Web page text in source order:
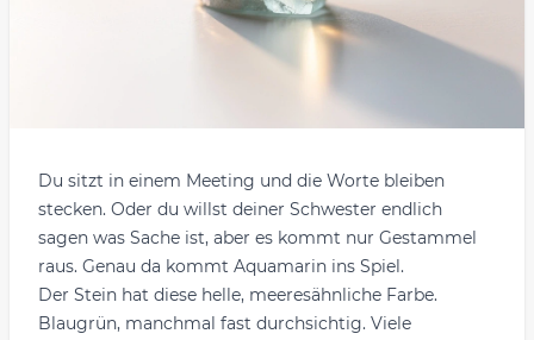
Du sitzt in einem Meeting und die Worte bleiben
stecken. Oder du willst deiner Schwester endlich
sagen was Sache ist, aber es kommt nur Gestammel
raus. Genau da kommt Aquamarin ins Spiel.
Der Stein hat diese helle, meeresähnliche Farbe.
Blaugrün, manchmal fast durchsichtig. Viele